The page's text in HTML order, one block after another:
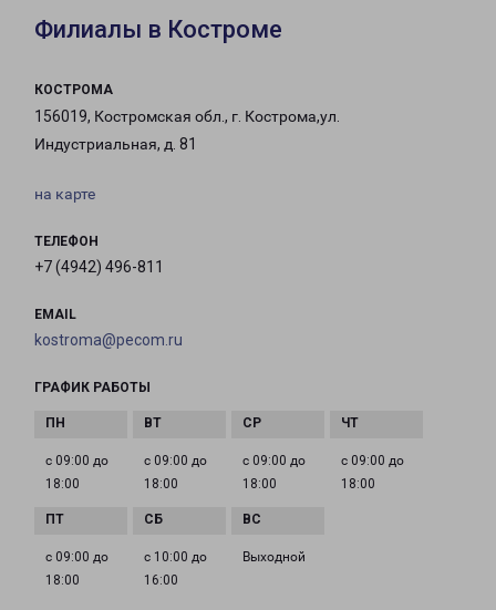
Филиалы в Костроме
КОСТРОМА
156019, Костромская обл., г. Кострома,ул.
Индустриальная, д. 81
на карте
ТЕЛЕФОН
+7 (4942) 496-811
EMAIL
kostroma@pecom.ru
ГРАФИК РАБОТЫ
с 09:00 до
18:00
с 09:00 до
18:00
с 09:00 до
18:00
с 09:00 до
18:00
с 09:00 до
18:00
с 10:00 до
16:00
Выходной